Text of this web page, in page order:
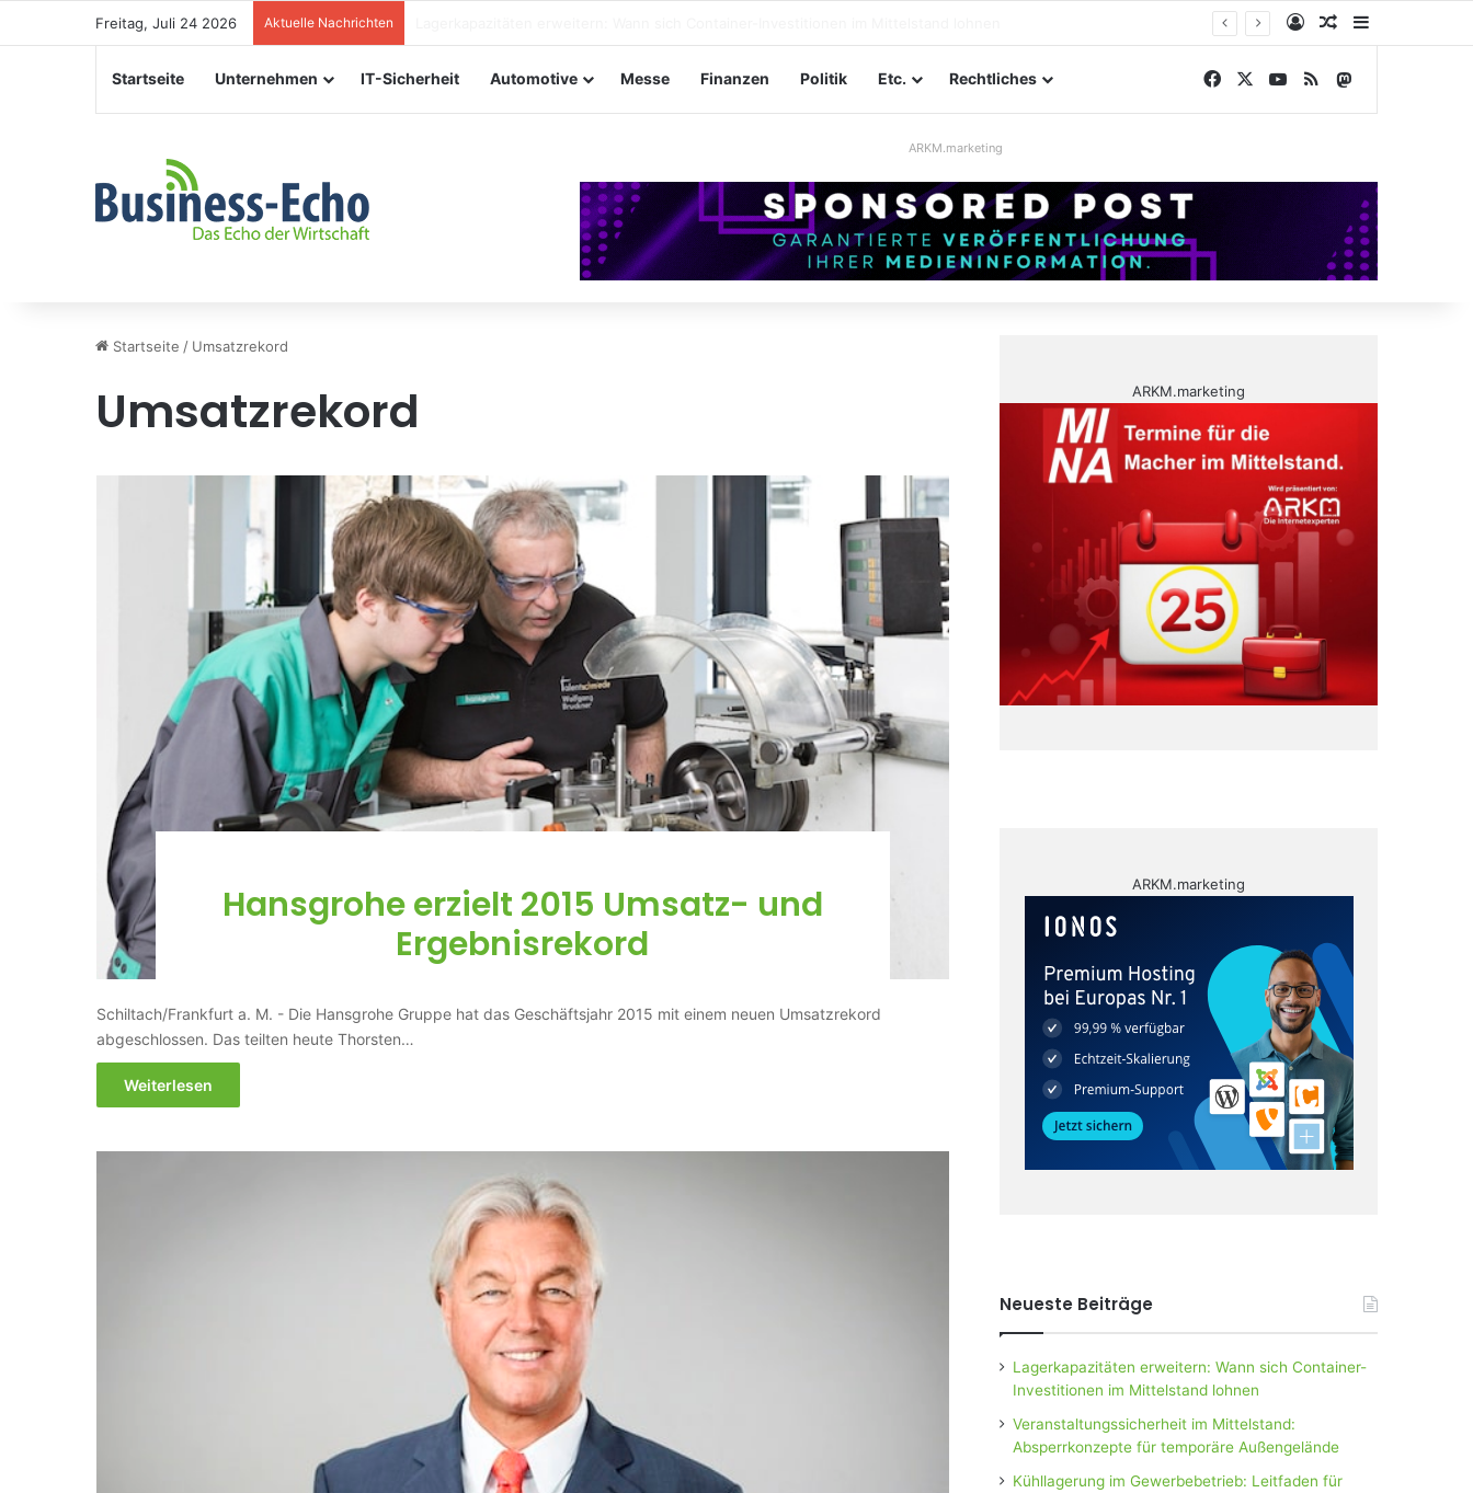
Freitag, Juli 24 2026 Aktuelle Nachrichten AnmeldenZufälliger
Startseite Unternehmen IT-Sicherheit Automotive Messe Finanzen Politik Etc. Rechtliches Facebook YouTube
RSS
ARKM.marketing
Startseite / Umsatzrekord
Umsatzrekord
Hansgrohe erzielt 2015 Umsatz- und
Ergebnisrekord
Schiltach/Frankfurt a. M. - Die Hansgrohe Gruppe hat das Geschäftsjahr 2015 mit einem neuen Umsatzrekord
abgeschlossen. Das teilten heute Thorsten…
Weiterlesen
ARKM.marketing
ARKM.marketing
Neueste Beiträge
Lagerkapazitäten erweitern: Wann sich Container-
Investitionen im Mittelstand lohnen
Veranstaltungssicherheit im Mittelstand:
Absperrkonzepte für temporäre Außengelände
Kühllagerung im Gewerbebetrieb: Leitfaden für